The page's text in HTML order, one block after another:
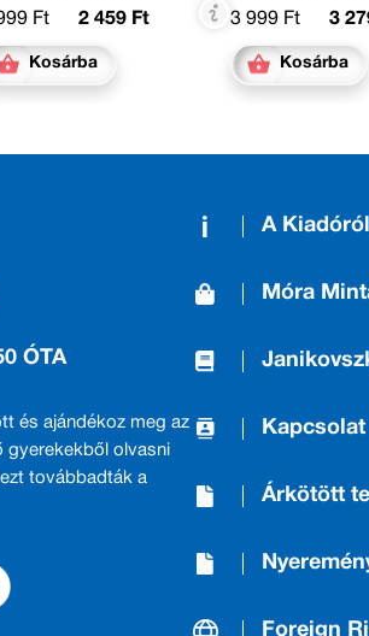
Ft
2 459 Ft
Kosárba
3 999 Ft
3
Kosárba
ÓTA
és ajándékoz meg az
gyerekekből olvasni
továbbadták a
A
Móra
Kapcsolat
Árkötött
Foreign